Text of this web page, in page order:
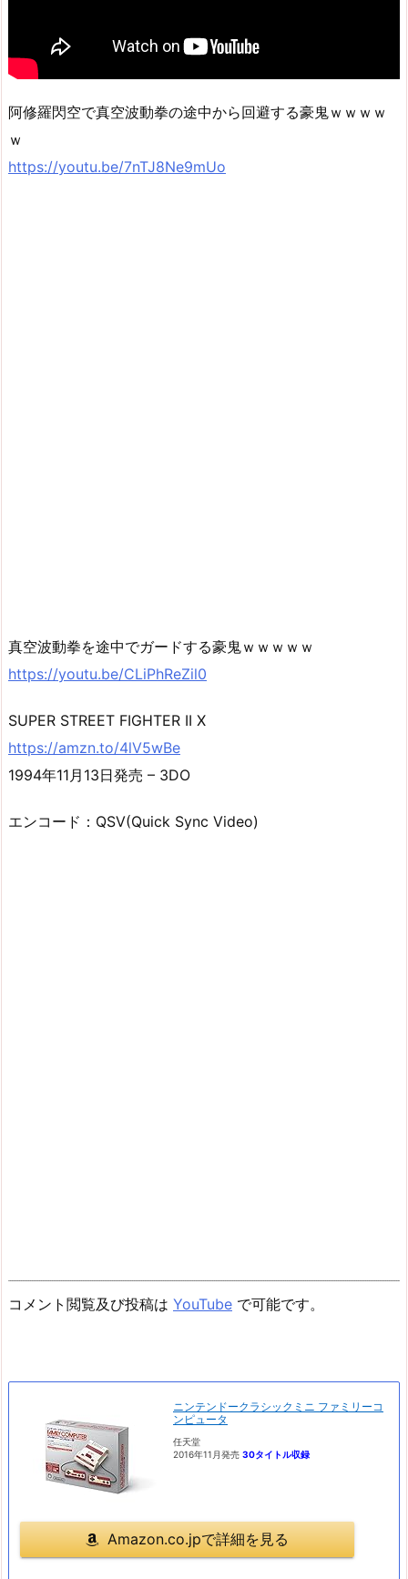
阿修羅閃空で真空波動拳の途中から回避する豪鬼ｗｗｗｗ
ｗ
https://youtu.be/7nTJ8Ne9mUo
真空波動拳を途中でガードする豪鬼ｗｗｗｗｗ
https://youtu.be/CLiPhReZil0
SUPER STREET FIGHTER II X
https://amzn.to/4lV5wBe
1994年11月13日発売 – 3DO
エンコード：QSV(Quick Sync Video)
コメント閲覧及び投稿は YouTube で可能です。
ニンテンドークラシックミニ ファミリーコ
ンピュータ
任天堂
2016年11月発売 30タイトル収録
Amazon.co.jpで詳細を見る